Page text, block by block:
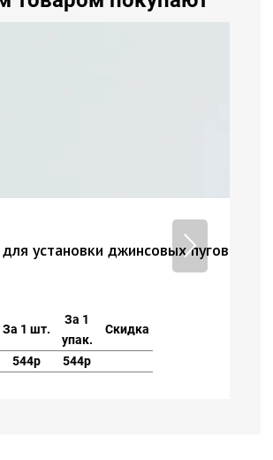
установки джинсовых пуговиц 20
1 шт.
За 1
упак.
Скидка
544р 544р